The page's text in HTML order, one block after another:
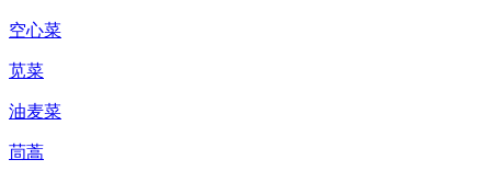
空心菜
苋菜
油麦菜
茼蒿